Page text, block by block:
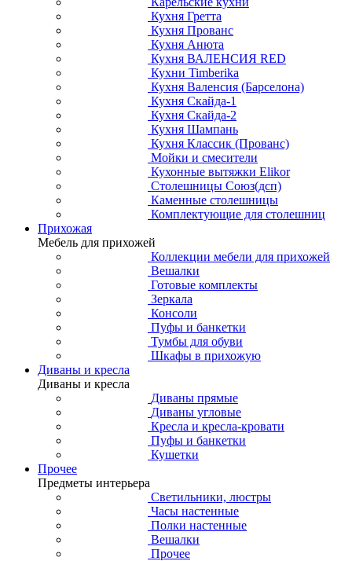
Кухня Гретта
Кухня Прованс
Кухня Анюта
Кухня ВАЛЕНСИЯ RED
Кухни Timberika
Кухня Валенсия (Барселона)
Кухня Скайда-1
Кухня Скайда-2
Кухня Шампань
Кухня Классик (Прованс)
Мойки и смесители
Кухонные вытяжки Elikor
Столешницы Союз(дсп)
Каменные столешницы
Комплектующие для столешниц
Прихожая
Мебель для прихожей
Коллекции мебели для прихожей
Вешалки
Готовые комплекты
Зеркала
Консоли
Пуфы и банкетки
Тумбы для обуви
Шкафы в прихожую
Диваны и кресла
Диваны и кресла
Диваны прямые
Диваны угловые
Кресла и кресла-кровати
Пуфы и банкетки
Кушетки
Прочее
Предметы интерьера
Светильники, люстры
Часы настенные
Полки настенные
Вешалки
Прочее